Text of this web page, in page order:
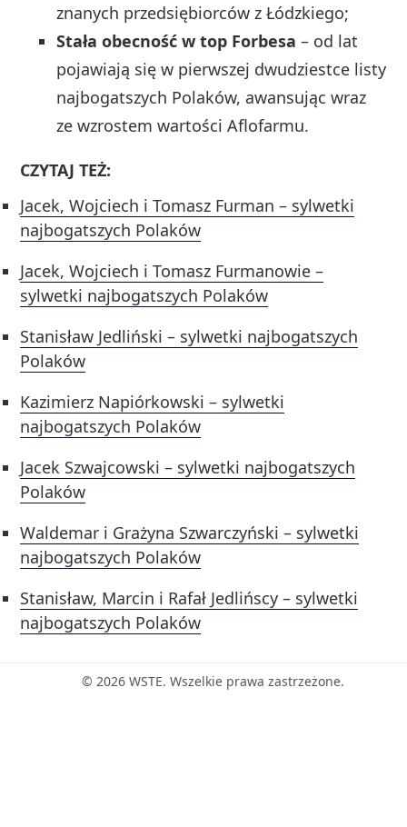
znanych przedsiębiorców z Łódzkiego;
Stała obecność w top Forbesa – od lat
pojawiają się w pierwszej dwudziestce listy
najbogatszych Polaków, awansując wraz
ze wzrostem wartości Aflofarmu.
CZYTAJ TEŻ:
Jacek, Wojciech i Tomasz Furman – sylwetki
najbogatszych Polaków
Jacek, Wojciech i Tomasz Furmanowie –
sylwetki najbogatszych Polaków
Stanisław Jedliński – sylwetki najbogatszych
Polaków
Kazimierz Napiórkowski – sylwetki
najbogatszych Polaków
Jacek Szwajcowski – sylwetki najbogatszych
Polaków
Waldemar i Grażyna Szwarczyński – sylwetki
najbogatszych Polaków
Stanisław, Marcin i Rafał Jedlińscy – sylwetki
najbogatszych Polaków
© 2026 WSTE. Wszelkie prawa zastrzeżone.